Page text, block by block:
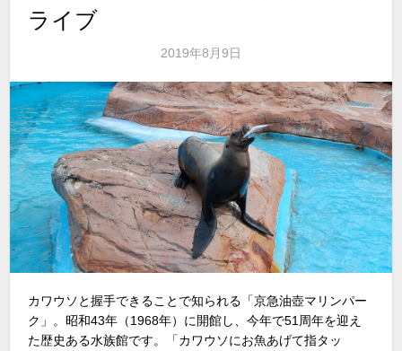
ライブ
2019年8月9日
カワウソと握手できることで知られる「京急油壺マリンパー
ク」。昭和43年（1968年）に開館し、今年で51周年を迎え
た歴史ある水族館です。「カワウソにお魚あげて指タッ